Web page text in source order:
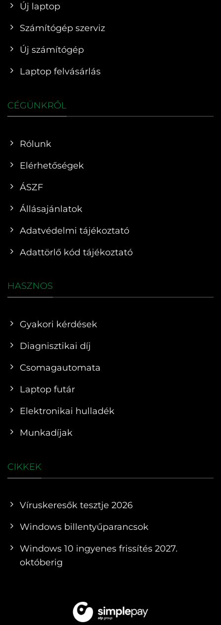
Új laptop
Számítógép szerviz
Új számítógép
Laptop felvásárlás
CÉGÜNKRŐL
Rólunk
Elérhetőségek
ÁSZF
Állásajánlatok
Adatvédelmi tájékoztató
Adattörlő kód tájékoztató
HASZNOS
Gyakori kérdések
Diagnisztikai díj
Csomagautomata
Laptop futár
Elektronikai hulladék
Munkadíjak
CIKKEK
Víruskeresők tesztje 2026
Windows billentyűparancsok
Windows 10 ingyenes frissítés 2027.
októberig